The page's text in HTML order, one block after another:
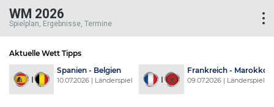
WM 2026
Spielplan, Ergebnisse, Termine
Aktuelle Wett Tipps
Spanien - Belgien
10.07.2026 | Länderspiel
Frankreich - Marokko
09.07.2026 | Länderspiel